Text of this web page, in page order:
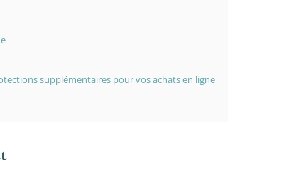
supplémentaires pour vos achats en ligne